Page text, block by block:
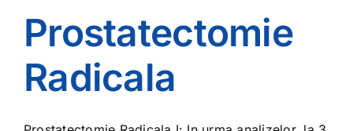
Prostatectomie
Radicala